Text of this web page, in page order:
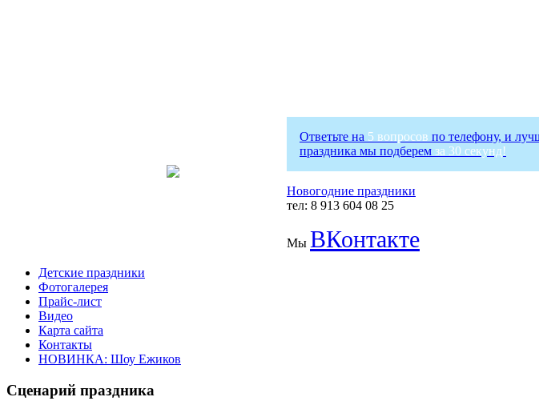
Ответьте на 5 вопросов по телефону, и
праздника мы подберем за 30 секунд!
Новогодние праздники
тел: 8 913 604 08 25
Мы ВКонтакте
Детские праздники
Фотогалерея
Прайс-лист
Видео
Карта сайта
Контакты
НОВИНКА: Шоу Ежиков
Сценарий праздника